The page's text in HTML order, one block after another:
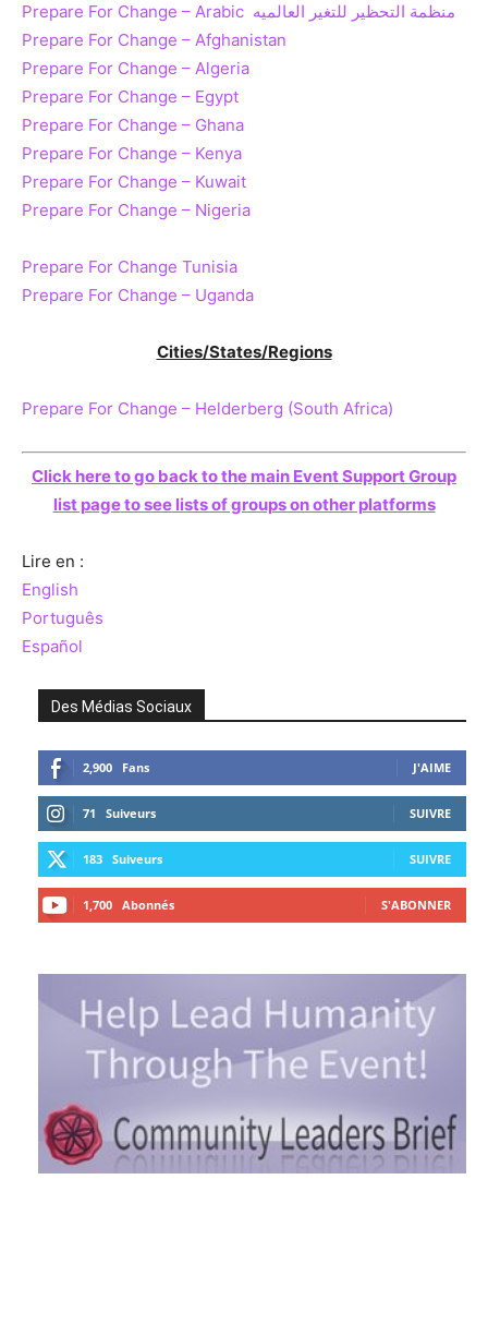
Prepare For Change – Arabic منظمة التحظير للتغير العالميه
Prepare For Change – Afghanistan
Prepare For Change – Algeria
Prepare For Change – Egypt
Prepare For Change – Ghana
Prepare For Change – Kenya
Prepare For Change – Kuwait
Prepare For Change – Nigeria
Prepare For Change Tunisia
Prepare For Change – Uganda
Cities/States/Regions
Prepare For Change – Helderberg (South Africa)
Click here to go back to the main Event Support Group
list pageto see lists of groups on other platforms
Lire en :
English
Português
Español
Des Médias Sociaux
2,900 Fans J'AIME
71 Suiveurs SUIVRE
183 Suiveurs SUIVRE
1,700 Abonnés S'ABONNER